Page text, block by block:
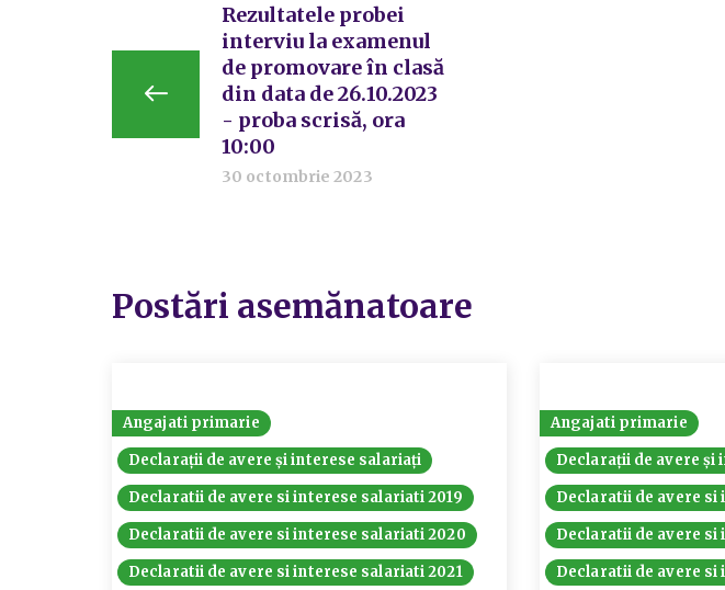
Rezultatele probei
interviu la examenul
de promovare în clasă
din data de 26.10.2023
- proba scrisă, ora
10:00
30 octombrie 2023
Postări asemănatoare
Angajati primarie
Declarații de avere și interese salariați
Declaratii de avere si interese salariati 2019
Declaratii de avere si interese salariati 2020
Declaratii de avere si interese salariati 2021
Angajati primarie
Declarații de avere și
Declaratii de avere
Declaratii de avere si
Declaratii de avere